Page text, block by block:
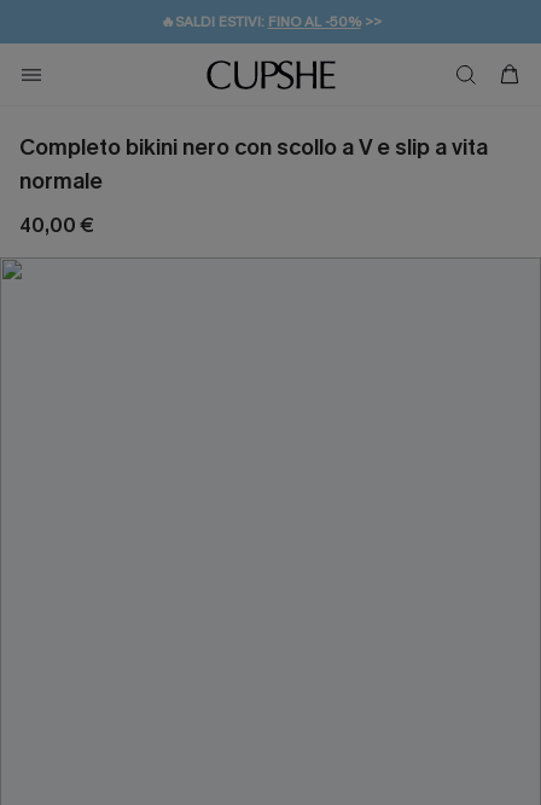
🔥SALDI ESTIVI: FINO AL -50%>>
🚚SPEDIZIONE GRATUITA DA 49€
💌REGALO PER I NUOVI: 20% DI SCONTO*
Completo bikini nero con scollo a V e slip a vita
normale
40,00 €